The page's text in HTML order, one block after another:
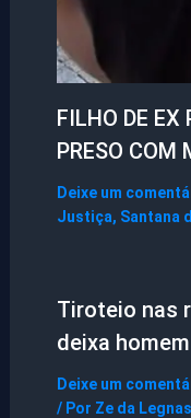
FILHO DE EX
PRESO COM
Deixe um
Justiça, Santana
Tiroteio nas
deixa
Deixe um
/ Por Ze da Legnas